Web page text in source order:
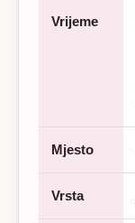
Vrijeme
Mjesto
Vrsta